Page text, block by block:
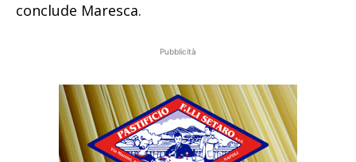
conclude Maresca.
Pubblicità